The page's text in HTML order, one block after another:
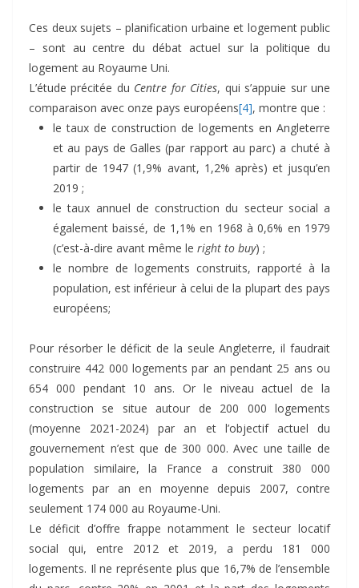
Ces deux sujets – planification urbaine et logement public
– sont au centre du débat actuel sur la politique du
logement au Royaume Uni.
L’étude précitée du Centre for Cities, qui s’appuie sur une
comparaison avec onze pays européens[4], montre que :
le taux de construction de logements en Angleterre
et au pays de Galles (par rapport au parc) a chuté à
partir de 1947 (1,9% avant, 1,2% après) et jusqu’en
2019 ;
le taux annuel de construction du secteur social a
également baissé, de 1,1% en 1968 à 0,6% en 1979
(c’est-à-dire avant même le right to buy) ;
le nombre de logements construits, rapporté à la
population, est inférieur à celui de la plupart des pays
européens;
Pour résorber le déficit de la seule Angleterre, il faudrait
construire 442 000 logements par an pendant 25 ans ou
654 000 pendant 10 ans. Or le niveau actuel de la
construction se situe autour de 200 000 logements
(moyenne 2021-2024) par an et l’objectif actuel du
gouvernement n’est que de 300 000. Avec une taille de
population similaire, la France a construit 380 000
logements par an en moyenne depuis 2007, contre
seulement 174 000 au Royaume-Uni.
Le déficit d’offre frappe notamment le secteur locatif
social qui, entre 2012 et 2019, a perdu 181 000
logements. Il ne représente plus que 16,7% de l’ensemble